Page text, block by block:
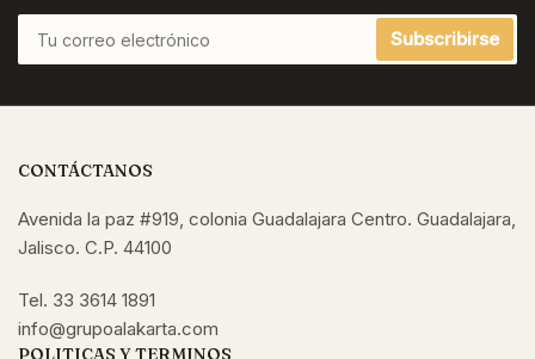
correo
electrónico
Subscribirse
CONTÁCTANOS
Avenida la paz #919, colonia Guadalajara Centro. Guadalajara,
Jalisco. C.P. 44100
Tel. 33 3614 1891
info@grupoalakarta.com
POLITICAS Y TERMINOS